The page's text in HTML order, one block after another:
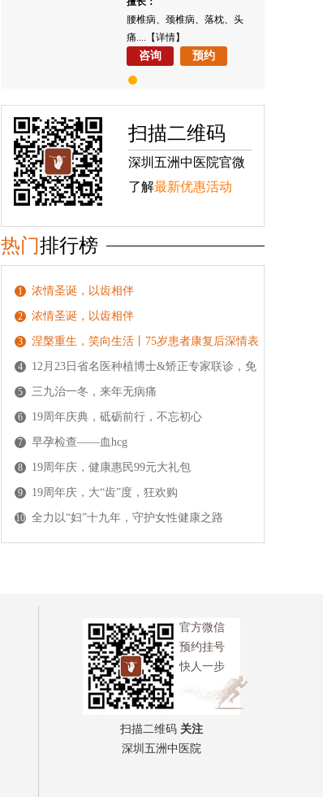
腰椎病、颈椎病、落枕、头
痛.... 【详情】
咨询 预约
扫描二维码
深圳五洲中医院官微
了解最新优惠活动
热门排行榜
1 浓情圣诞，以齿相伴
2 浓情圣诞，以齿相伴
3 涅槃重生，笑向生活丨75岁患者康复后深情表
白五洲
4 12月23日省名医种植博士&矫正专家联诊，免
费种植/正畸拍片检
5 三九治一冬，来年无病痛
6 19周年庆典，砥砺前行，不忘初心
7 早孕检查——血hcg
8 19周年庆，健康惠民99元大礼包
9 19周年庆，大“齿”度，狂欢购
10 全力以“妇”十九年，守护女性健康之路
官方微信
预约挂号
快人一步
扫描二维码 关注
深圳五洲中医院